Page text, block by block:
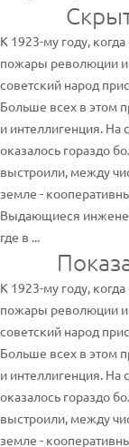
К 1923-му году,
пожары революции
советский народ
Больше всех в этом
и интеллигенция. На
оказалось гораздо
выстроили, между
земле -
Выдающиеся
где в ...
К 1923-му году,
пожары революции
советский народ
Больше всех в этом
и интеллигенция. На
оказалось гораздо
выстроили, между
земле -